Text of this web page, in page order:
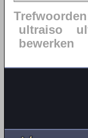
ultraiso
bewerken